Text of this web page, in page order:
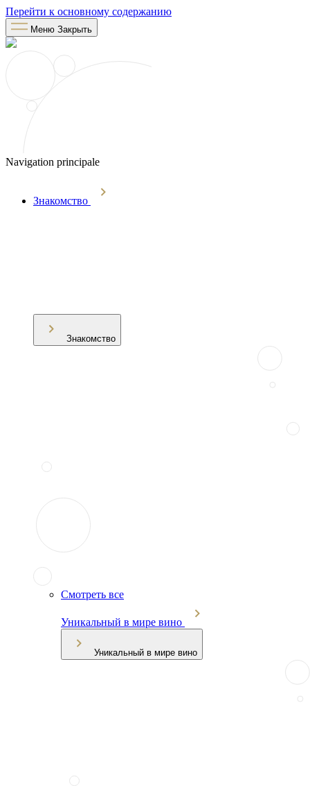
Перейти к основному содержанию
Меню Закрыть
Navigation principale
Знакомство
Знакомство
Смотреть все
Уникальный в мире вино
Уникальный в мире вино